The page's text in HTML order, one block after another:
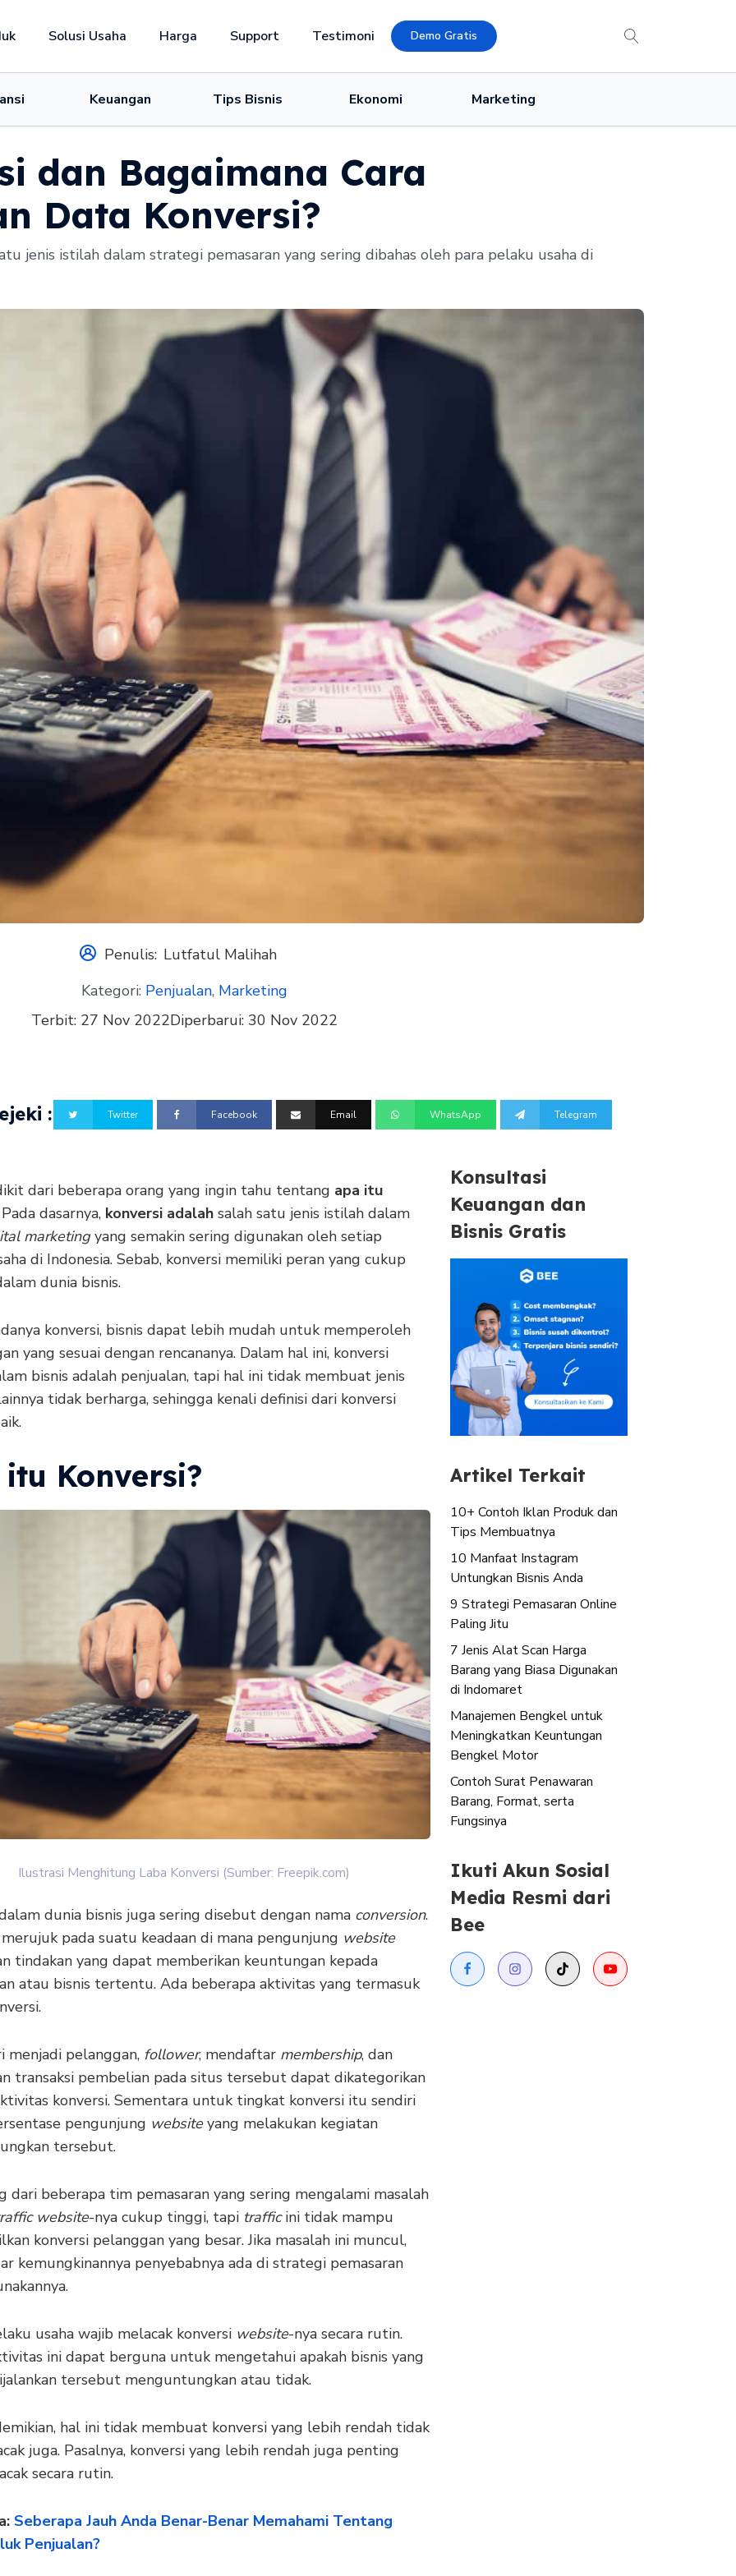
Solusi Usaha Harga Support Testimoni Demo Gratis
Keuangan Tips Bisnis Ekonomi Marketing
dan Bagaimana Cara
Data Konversi?
jenis istilah dalam strategi pemasaran yang sering dibahas oleh para pelaku usaha di
Penulis: Lutfatul Malihah
Kategori: Penjualan, Marketing
Terbit: 27 Nov 2022Diperbarui: 30 Nov 2022
: Twitter Facebook Email WhatsApp Telegram
dari beberapa orang yang ingin tahu tentang apa itu
dasarnya, konversi adalah salah satu jenis istilah dalam
marketingyang semakin sering digunakan oleh setiap
di Indonesia. Sebab, konversi memiliki peran yang cukup
dunia bisnis.
konversi, bisnis dapat lebih mudah untuk memperoleh
yang sesuai dengan rencananya. Dalam hal ini, konversi
bisnis adalah penjualan, tapi hal ini tidak membuat jenis
tidak berharga, sehingga kenali definisi dari konversi
Konversi?
Ilustrasi Menghitung Laba Konversi (Sumber: Freepik.com)
dunia bisnis juga sering disebut dengan nama conversion.
pada suatu keadaan di mana pengunjung website
tindakan yang dapat memberikan keuntungan kepada
atau bisnis tertentu. Ada beberapa aktivitas yang termasuk
menjadi pelanggan, follower, mendaftar membership, dan
transaksi pembelian pada situs tersebut dapat dikategorikan
konversi. Sementara untuk tingkat konversi itu sendiri
pengunjung websiteyang melakukan kegiatan
tersebut.
dari beberapa tim pemasaran yang sering mengalami masalah
website-nya cukup tinggi, tapi trafficini tidak mampu
konversi pelanggan yang besar. Jika masalah ini muncul,
kemungkinannya penyebabnya ada di strategi pemasaran
usaha wajib melacak konversi website-nya secara rutin.
ini dapat berguna untuk mengetahui apakah bisnis yang
tersebut menguntungkan atau tidak.
hal ini tidak membuat konversi yang lebih rendah tidak
juga. Pasalnya, konversi yang lebih rendah juga penting
secara rutin.
Seberapa Jauh Anda Benar-Benar Memahami Tentang
Penjualan?
Konsultasi
Keuangan dan
Bisnis Gratis
Artikel Terkait
10+ Contoh Iklan Produk dan
Tips Membuatnya
10 Manfaat Instagram
Untungkan Bisnis Anda
9 Strategi Pemasaran Online
Paling Jitu
7 Jenis Alat Scan Harga
Barang yang Biasa Digunakan
di Indomaret
Manajemen Bengkel untuk
Meningkatkan Keuntungan
Bengkel Motor
Contoh Surat Penawaran
Barang, Format, serta
Fungsinya
Ikuti Akun Sosial
Media Resmi dari
Bee